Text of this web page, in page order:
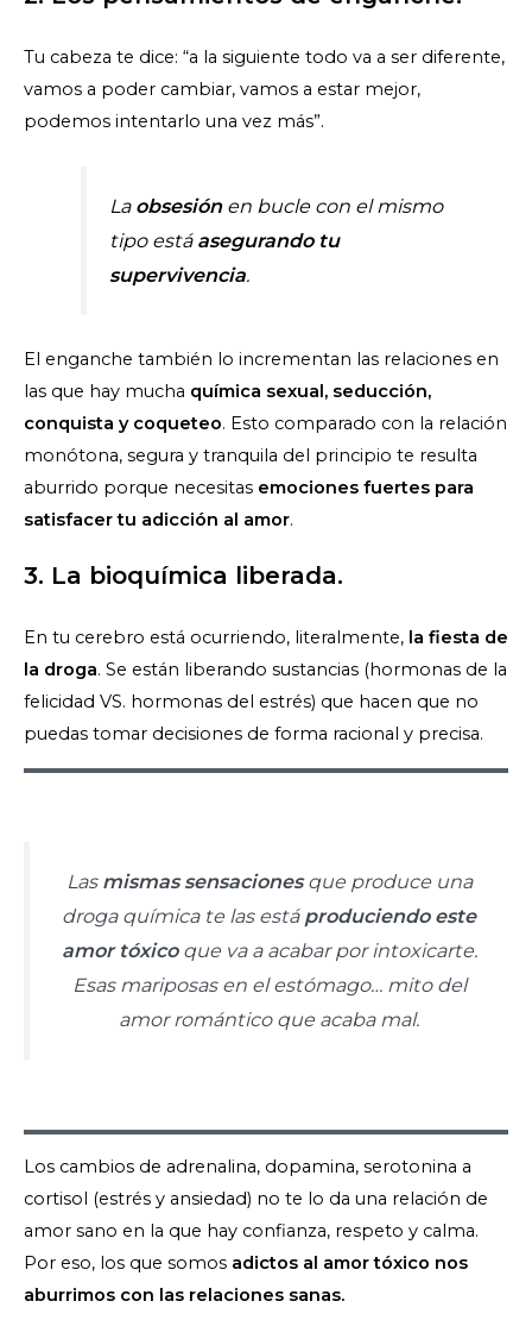
Tu cabeza te dice: “a la siguiente todo va a ser diferente,
vamos a poder cambiar, vamos a estar mejor,
podemos intentarlo una vez más”.
La obsesión en bucle con el mismo
tipo está asegurando tu
supervivencia.
El enganche también lo incrementan las relaciones en
las que hay mucha química sexual, seducción,
conquista y coqueteo. Esto comparado con la relación
monótona, segura y tranquila del principio te resulta
aburrido porque necesitas emociones fuertes para
satisfacer tu adicción al amor.
3. La bioquímica liberada.
En tu cerebro está ocurriendo, literalmente, la fiesta de
la droga. Se están liberando sustancias (hormonas de la
felicidad VS. hormonas del estrés) que hacen que no
puedas tomar decisiones de forma racional y precisa.
Las mismas sensacionesque produce una
droga química te las está produciendo este
amor tóxicoque va a acabar por intoxicarte.
Esas mariposas en el estómago… mito del
amor romántico que acaba mal.
Los cambios de adrenalina, dopamina, serotonina a
cortisol (estrés y ansiedad) no te lo da una relación de
amor sano en la que hay confianza, respeto y calma.
Por eso, los que somos adictos al amor tóxico nos
aburrimos con las relaciones sanas.